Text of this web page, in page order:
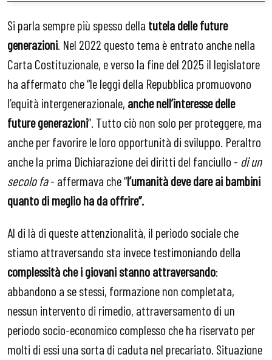
Si parla sempre più spesso della tutela delle future
generazioni . Nel 2022 questo tema è entrato anche nella
Carta Costituzionale, e verso la fine del 2025 il legislatore
ha affermato che “le leggi della Repubblica promuovono
l’equità intergenerazionale, anche nell’interesse delle
future generazioni”. Tutto ciò non solo per proteggere, ma
anche per favorire le loro opportunità di sviluppo. Peraltro
anche la prima Dichiarazione dei diritti del fanciullo - di un
secolo fa- affermava che “l’umanità deve dare ai bambini
quanto di meglio ha da offrire”.
Al di là di queste attenzionalità, il periodo sociale che
stiamo attraversando sta invece testimoniando della
complessità che i giovani stanno attraversando:
abbandono a se stessi, formazione non completata,
nessun intervento di rimedio, attraversamento di un
periodo socio-economico complesso che ha riservato per
molti di essi una sorta di caduta nel precariato. Situazione